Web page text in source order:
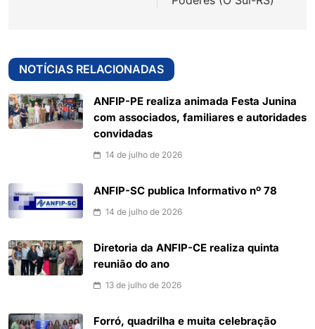
NOTÍCIAS RELACIONADAS
ANFIP-PE realiza animada Festa Junina
com associados, familiares e autoridades
convidadas
14 de julho de 2026
ANFIP-SC publica Informativo nº 78
14 de julho de 2026
Diretoria da ANFIP-CE realiza quinta
reunião do ano
13 de julho de 2026
Forró, quadrilha e muita celebração